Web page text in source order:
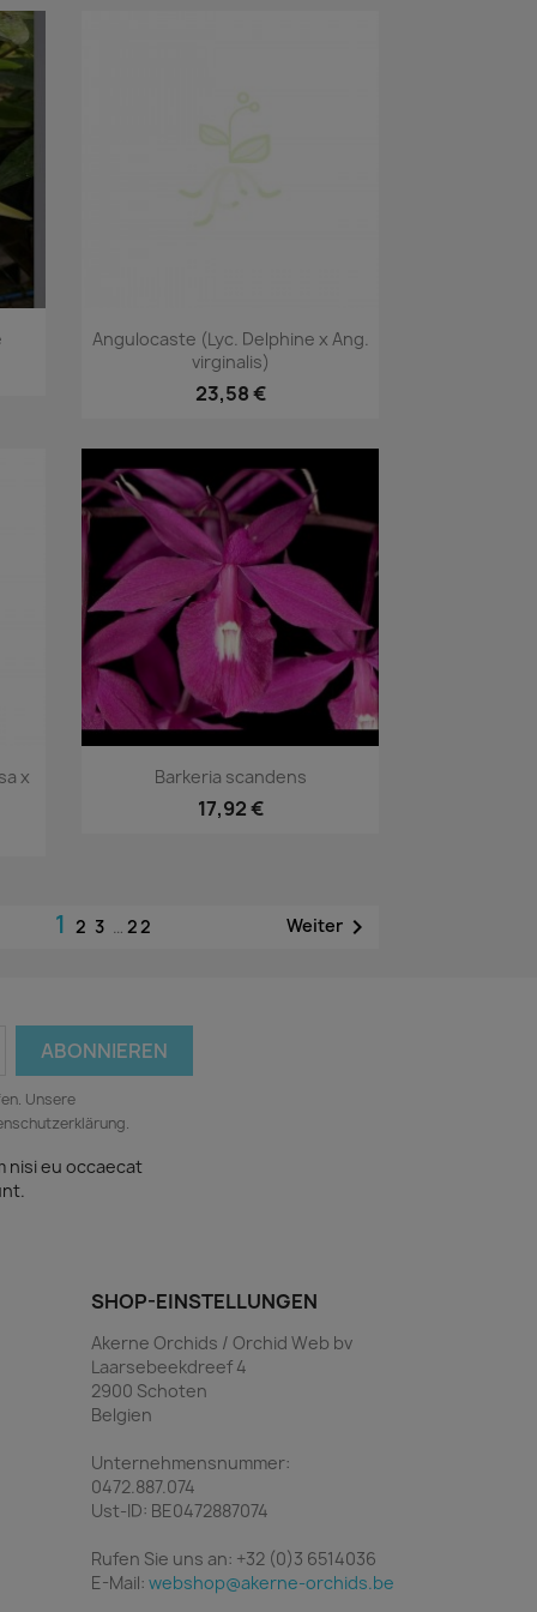
 Vorschau
Angulocaste (Lyc. Delphine x Ang.
virginalis)
23,58 €
x
Vorschau
Barkeria scandens
17,92 €
12 3 … 22 Weiter
Unsere
nisi eu occaecat
SHOP-EINSTELLUNGEN
Akerne Orchids / Orchid Web bv
Laarsebeekdreef 4
2900 Schoten
Belgien
Unternehmensnummer:
0472.887.074
Ust-ID: BE0472887074
Rufen Sie uns an: +32 (0)3 6514036
E-Mail: webshop@akerne-orchids.be